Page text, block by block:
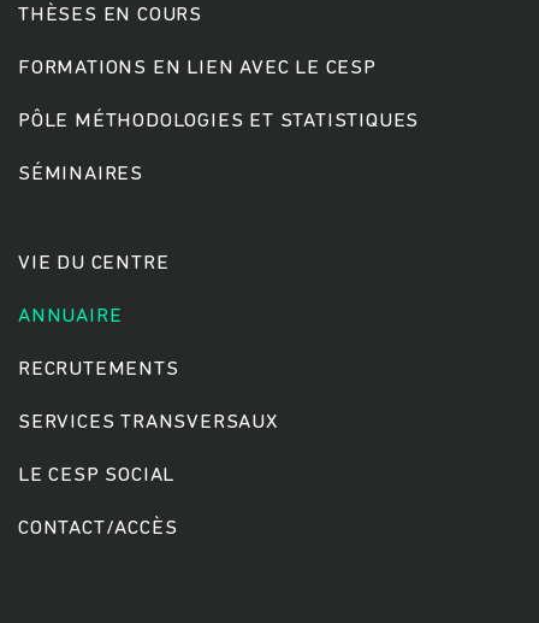
THÈSES EN COURS
FORMATIONS EN LIEN AVEC LE CESP
PÔLE MÉTHODOLOGIES ET STATISTIQUES
SÉMINAIRES
VIE DU CENTRE
ANNUAIRE
RECRUTEMENTS
SERVICES TRANSVERSAUX
LE CESP SOCIAL
CONTACT/ACCÈS